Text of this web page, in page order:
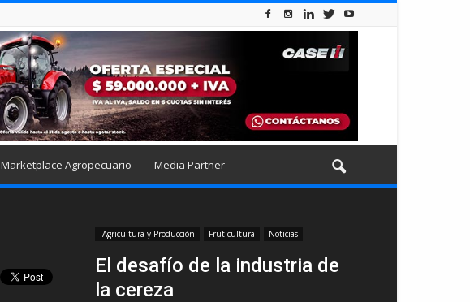
Marketplace Agropecuario Media Partner
Agricultura y Producción Fruticultura Noticias
El desafío de la industria de
la cereza